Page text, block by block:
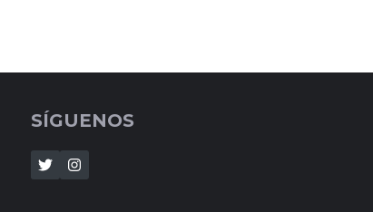
SÍGUENOS